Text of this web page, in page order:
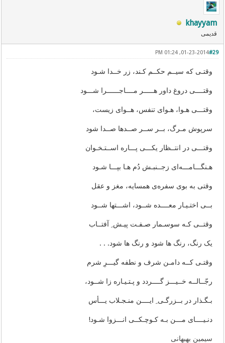
khayyam
قدیمی
#29
01-23-2014, 01:24 PM
وقتـی که سیــم حکــم کـند، زر خــدا شـود
وقتــــی دروغ داور هـــــر مــــاجــــــرا شـــود
وقتـــی هـوا، هـوای تنفس، هــوای زیست،
سرپوش مـرگ، بــر ســر صــدها صــدا شود
وقتـــی در انتــظار یکـــی پـــاره اســتـخـوان
هـنگـــامـــه‌ای زجــنبـش دُم هـا بپـــا شـود
وقتی به بوی سفره‌ی همسایه، مغز و عقل
بــی اختـیـار معــــده شــود، اشـــتها شــود
وقتــی کـه سوسـمار صـفـت پیـش ِ آفتــاب
یک رنگ، رنگ ها شود و رنگ ها شود. . .
وقتـی کــه دامـن شرف و نطفه گیـــرِ شرم
رجّــالــه خــیـــز گــــردد و پـتـیـاره زا شــود،
بـگـذار در بــزرگـی‌ ِ ایــــن منـجـلاب یـــأس
دنـیــــای مـــن بـه کـوچـکــی‌ انـــزوا شـود!
سیمین بهبهانی